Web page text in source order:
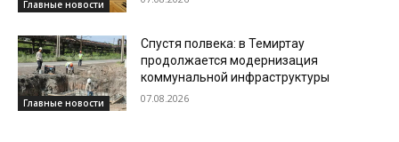
Главные новости
Главные новости
Спустя полвека: в Темиртау
продолжается модернизация
коммунальной инфраструктуры
07.08.2026